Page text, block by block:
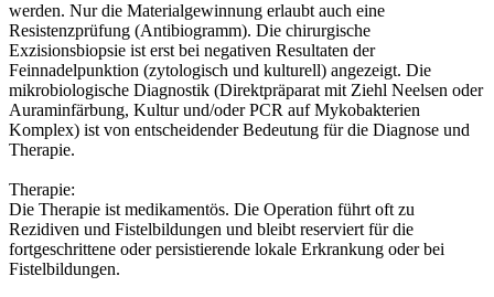
werden. Nur die Materialgewinnung erlaubt auch eine
Resistenzprüfung (Antibiogramm). Die chirurgische
Exzisionsbiopsie ist erst bei negativen Resultaten der
Feinnadelpunktion (zytologisch und kulturell) angezeigt. Die
mikrobiologische Diagnostik (Direktpräparat mit Ziehl Neelsen oder
Auraminfärbung, Kultur und/oder PCR auf Mykobakterien
Komplex) ist von entscheidender Bedeutung für die Diagnose und
Therapie.
Therapie:
Die Therapie ist medikamentös. Die Operation führt oft zu
Rezidiven und Fistelbildungen und bleibt reserviert für die
fortgeschrittene oder persistierende lokale Erkrankung oder bei
Fistelbildungen.